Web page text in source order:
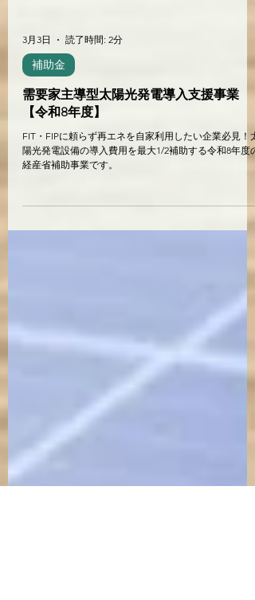
3月3日 読了時間: 2分
補助金
需要家主導型太陽光発電導入支援事業
FIT・FIPに頼らず再エネを自家利用したい企業必見！太
陽光発電設備の導入費用を最大1/2補助する令和8年度の